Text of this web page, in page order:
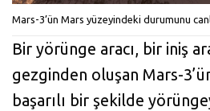
Mars-3’ün Mars yüzeyindeki durumunu
Bir yörünge aracı, bir iniş
gezginden oluşan Mars-
başarılı bir şekilde